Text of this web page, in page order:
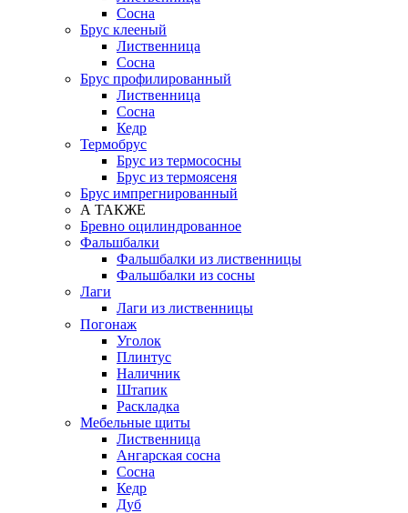
Сосна
Брус клееный
Лиственница
Сосна
Брус профилированный
Лиственница
Сосна
Кедр
Термобрус
Брус из термососны
Брус из термоясеня
Брус импрегнированный
А ТАКЖЕ
Бревно оцилиндрованное
Фальшбалки
Фальшбалки из лиственницы
Фальшбалки из сосны
Лаги
Лаги из лиственницы
Погонаж
Уголок
Плинтус
Наличник
Штапик
Раскладка
Мебельные щиты
Лиственница
Ангарская сосна
Сосна
Кедр
Дуб